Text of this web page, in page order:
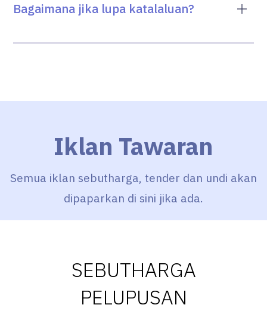
Bagaimana jika lupa katalaluan?
Iklan Tawaran
Semua iklan sebutharga, tender dan undi akan
dipaparkan di sini jika ada.
SEBUTHARGA
PELUPUSAN